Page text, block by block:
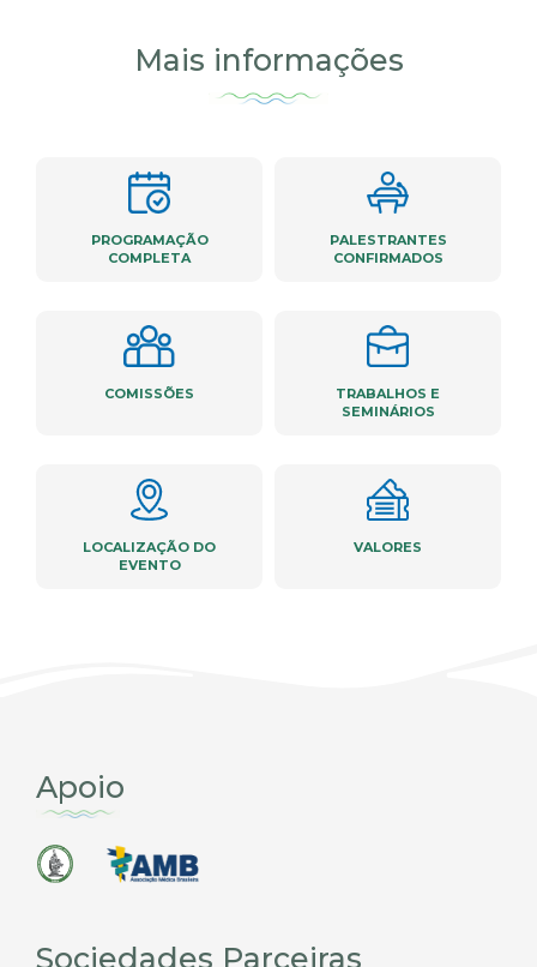
Mais informações
PROGRAMAÇÃO
COMPLETA
PALESTRANTES
CONFIRMADOS
COMISSÕES
TRABALHOS E
SEMINÁRIOS
LOCALIZAÇÃO DO
EVENTO
VALORES
Apoio
Sociedades Parceiras